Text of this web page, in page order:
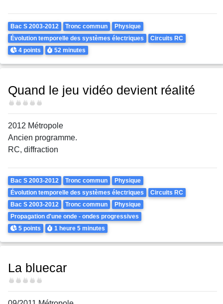
Theme
Bac S 2003-2012 Tronc commun
Physique
Évolution temporelle des systèmes électriques
Circuits RC
Points
4 points Durée
52 minutes
Quand le jeu vidéo devient réalité
Difficulté
2012 Métropole
Ancien programme.
RC, diffraction
Theme
Bac S 2003-2012 Tronc commun
Physique
Évolution temporelle des systèmes électriques
Circuits RC
Bac S 2003-2012
Tronc commun
Physique
Propagation d'une onde - ondes progressives
Points
5 points Durée
1 heure5 minutes
La bluecar
Difficulté